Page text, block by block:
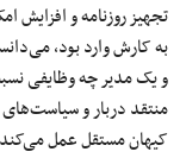
تجهیز روزنامه و
و یک مدیر چه وظایفی
کیهان مستقل عمل